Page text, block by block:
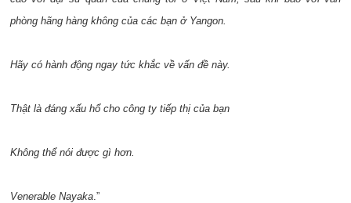
phòng hãng hàng không của các bạn ở Yangon.
Hãy có hành động ngay tức khắc về vấn đề này.
Thật là đáng xấu hổ cho công ty tiếp thị của bạn
Không thể nói được gì hơn.
Venerable Nayaka.”